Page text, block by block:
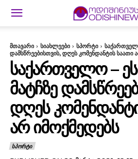
მთავარი სიახლეები სპორტი
დამსწრეებისთვის, დღეს კომენდანტის საათი
ᲡᲐᲥᲐᲠᲗᲕᲔᲚᲝ –
ᲛᲐᲢᲩᲖᲔ
ᲓᲦᲔᲡ
ᲐᲠ ᲘᲛᲝᲥᲛᲔᲓᲔᲑᲡ
ᲡᲞᲝᲠᲢᲘ